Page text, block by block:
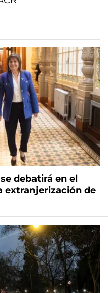
debatirá en el
extranjerización de